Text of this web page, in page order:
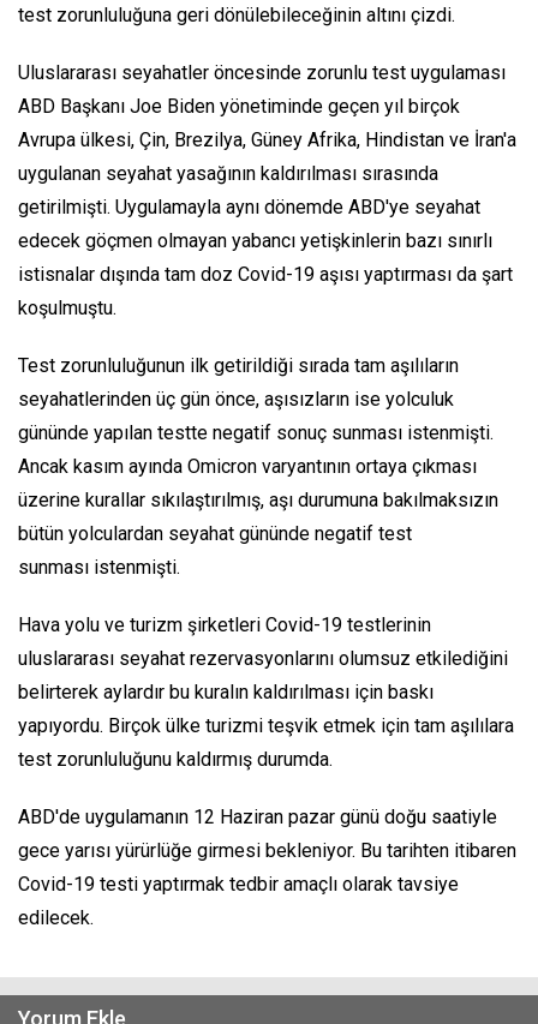
test zorunluluğuna geri dönülebileceğinin altını çizdi.
Uluslararası seyahatler öncesinde zorunlu test uygulaması
ABD Başkanı Joe Biden yönetiminde geçen yıl birçok
Avrupa ülkesi, Çin, Brezilya, Güney Afrika, Hindistan ve İran'a
uygulanan seyahat yasağının kaldırılması sırasında
getirilmişti. Uygulamayla aynı dönemde ABD'ye seyahat
edecek göçmen olmayan yabancı yetişkinlerin bazı sınırlı
istisnalar dışında tam doz Covid-19 aşısı yaptırması da şart
koşulmuştu.
Test zorunluluğunun ilk getirildiği sırada tam aşılıların
seyahatlerinden üç gün önce, aşısızların ise yolculuk
gününde yapılan testte negatif sonuç sunması istenmişti.
Ancak kasım ayında Omicron varyantının ortaya çıkması
üzerine kurallar sıkılaştırılmış, aşı durumuna bakılmaksızın
bütün yolculardan seyahat gününde negatif test
sunması istenmişti.
Hava yolu ve turizm şirketleri Covid-19 testlerinin
uluslararası seyahat rezervasyonlarını olumsuz etkilediğini
belirterek aylardır bu kuralın kaldırılması için baskı
yapıyordu. Birçok ülke turizmi teşvik etmek için tam aşılılara
test zorunluluğunu kaldırmış durumda.
ABD'de uygulamanın 12 Haziran pazar günü doğu saatiyle
gece yarısı yürürlüğe girmesi bekleniyor. Bu tarihten itibaren
Covid-19 testi yaptırmak tedbir amaçlı olarak tavsiye
edilecek.
Yorum Ekle